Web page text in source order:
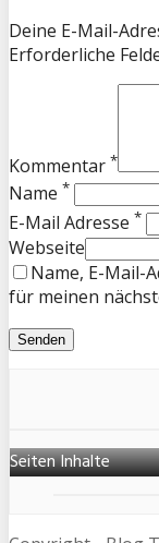
Deine E-Mail-
Erforderliche
Kommentar *
Name *
E-Mail Adresse *
Webseite
Name, E-Mail-
für meinen
Seiten Inhalte